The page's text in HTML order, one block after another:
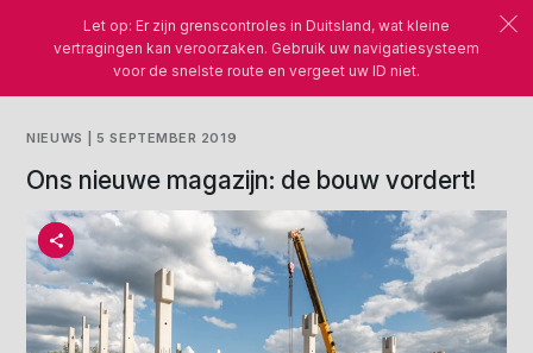
NIEUWS | 5 SEPTEMBER 2019
Ons nieuwe magazijn: de bouw vordert!
Let op: Er zijn grenscontroles in Duitsland, wat kleine
vertragingen kan veroorzaken. Gebruik uw navigatiesysteem
voor de snelste route en vergeet uw ID niet.